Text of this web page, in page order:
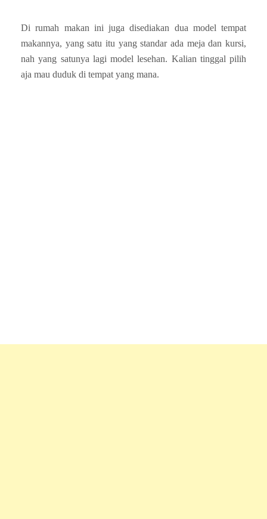
Di rumah makan ini juga disediakan dua model tempat
makannya, yang satu itu yang standar ada meja dan kursi,
nah yang satunya lagi model lesehan. Kalian tinggal pilih
aja mau duduk di tempat yang mana.